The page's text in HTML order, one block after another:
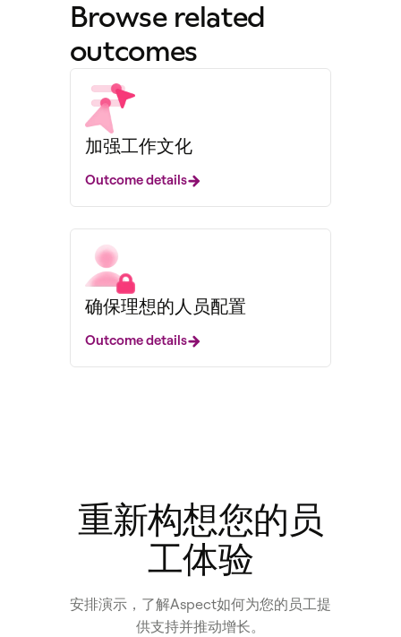
Browse related
outcomes
加强工作文化
Outcome details
确保理想的人员配置
Outcome details
重新构想您的员
工体验
安排演示，了解Aspect如何为您的员工提
供支持并推动增长。